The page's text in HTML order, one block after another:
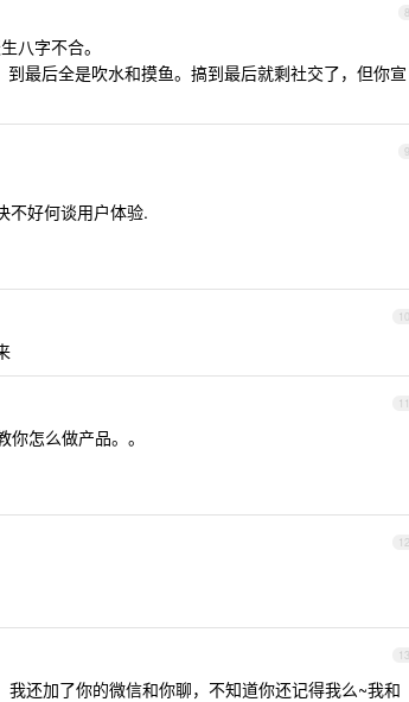
8
八字不合。
最后全是吹水和摸鱼。搞到最后就剩社交了，但你宣
9
不好何谈用户体验.
10
11
怎么做产品。。
12
13
还加了你的微信和你聊，不知道你还记得我么~我和